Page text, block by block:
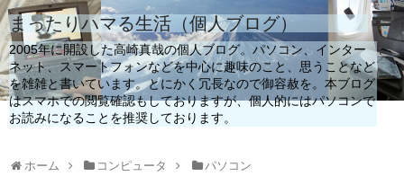
まったりハマる生活（個人ブログ）
2005年に開設した高崎真哉の個人ブログ。パソコン、インター
ネット、スマートフォンなどを中心に趣味のこと、思うことなど
を雑雑と書いています。とにかく冗長なので御容赦を。本ブログ
はスマホでの閲覧確認もしておりますが、個人的にはパソコンで
お読みになることを推奨しております。
ホーム コンピュータ パソコン